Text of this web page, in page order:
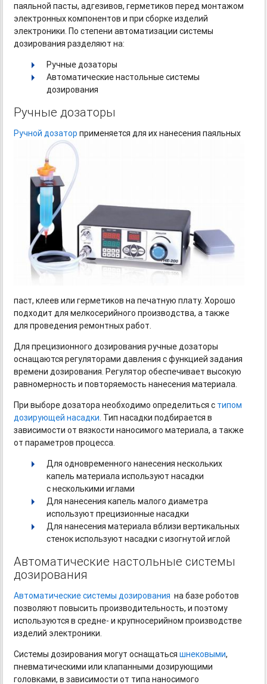
паяльной пасты, адгезивов, герметиков перед монтажом
электронных компонентов и при сборке изделий
электроники. По степени автоматизации системы
дозирования разделяют на:
Ручные дозаторы
Автоматические настольные системы
дозирования
Ручные дозаторы
Ручной дозатор применяется для их нанесения паяльных
паст, клеев или герметиков на печатную плату. Хорошо
подходит для мелкосерийного производства, а также
для проведения ремонтных работ.
Для прецизионного дозирования ручные дозаторы
оснащаются регуляторами давления с функцией задания
времени дозирования. Регулятор обеспечивает высокую
равномерность и повторяемость нанесения материала.
При выборе дозатора необходимо определиться с типом
дозирующей насадки. Тип насадки подбирается в
зависимости от вязкости наносимого материала, а также
от параметров процесса.
Для одновременного нанесения нескольких
капель материала используют насадки
с несколькими иглами
Для нанесения капель малого диаметра
используют прецизионные насадки
Для нанесения материала вблизи вертикальных
стенок используют насадки с изогнутой иглой
Автоматические настольные системы
дозирования
Автоматические системы дозирования на базе роботов
позволяют повысить производительность, и поэтому
используются в средне- и крупносерийном производстве
изделий электроники.
Системы дозирования могут оснащатьсяшнековыми,
пневматическими или клапанными дозирующими
головками, в зависимости от типа наносимого